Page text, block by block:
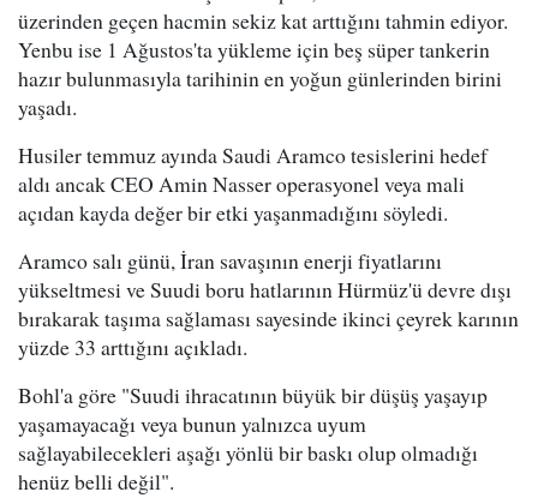
üzerinden geçen hacmin sekiz kat arttığını tahmin ediyor.
Yenbu ise 1 Ağustos'ta yükleme için beş süper tankerin
hazır bulunmasıyla tarihinin en yoğun günlerinden birini
yaşadı.
Husiler temmuz ayında Saudi Aramco tesislerini hedef
aldı ancak CEO Amin Nasser operasyonel veya mali
açıdan kayda değer bir etki yaşanmadığını söyledi.
Aramco salı günü, İran savaşının enerji fiyatlarını
yükseltmesi ve Suudi boru hatlarının Hürmüz'ü devre dışı
bırakarak taşıma sağlaması sayesinde ikinci çeyrek karının
yüzde 33 arttığını açıkladı.
Bohl'a göre "Suudi ihracatının büyük bir düşüş yaşayıp
yaşamayacağı veya bunun yalnızca uyum
sağlayabilecekleri aşağı yönlü bir baskı olup olmadığı
henüz belli değil".